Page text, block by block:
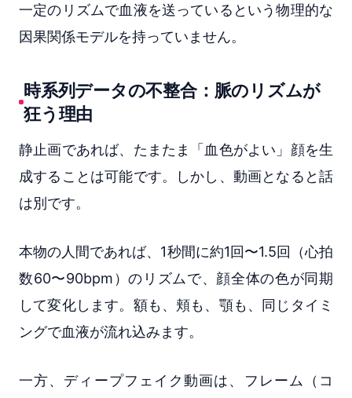
一定のリズムで血液を送っているという物理的な
因果関係モデルを持っていません。
時系列データの不整合：脈のリズムが
狂う理由
静止画であれば、たまたま「血色がよい」顔を生
成することは可能です。しかし、動画となると話
は別です。
本物の人間であれば、1秒間に約1回〜1.5回（心拍
数60〜90bpm）のリズムで、顔全体の色が同期
して変化します。額も、頬も、顎も、同じタイミ
ングで血液が流れ込みます。
一方、ディープフェイク動画は、フレーム（コ